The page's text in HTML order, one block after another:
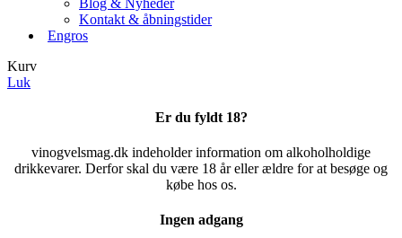
Kontakt & åbningstider
Engros
Kurv
Luk
Er du fyldt 18?
vinogvelsmag.dk indeholder information om alkoholholdige
drikkevarer. Derfor skal du være 18 år eller ældre for at besøge og
købe hos os.
Ingen adgang